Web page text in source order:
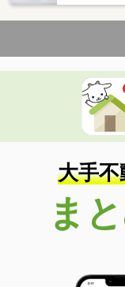
住
専有
間取
岡山県岡山市北区
価
住 所
専有
間取
岡山県岡山市中区八
価
間取り
大手
ま